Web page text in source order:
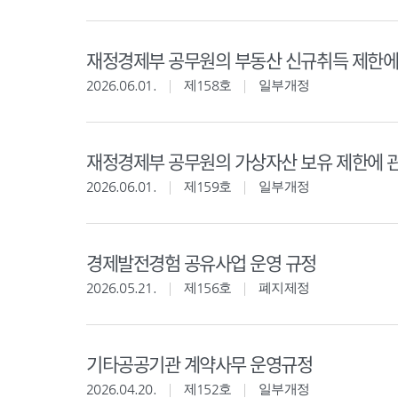
재정경제부 공무원의 부동산 신규취득 제한
2026.06.01. 제158호 일부개정
재정경제부 공무원의 가상자산 보유 제한에
2026.06.01. 제159호 일부개정
경제발전경험 공유사업 운영 규정
2026.05.21. 제156호 폐지제정
기타공공기관 계약사무 운영규정
2026.04.20. 제152호 일부개정